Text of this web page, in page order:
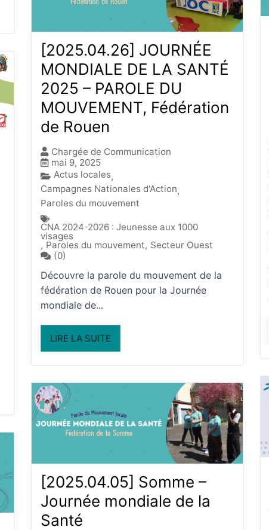
[2025.04.26] JOURNÉE
MONDIALE DE LA SANTÉ
2025 – PAROLE DU
MOUVEMENT, Fédération
de Rouen
Chargée de Communication
mai 9, 2025
Actus locales,
Campagnes Nationales d'Action,
Paroles du mouvement
CNA 2024-2026 : Jeunesse aux 1000
visages
, Paroles du mouvement, Secteur Ouest
(0)
Découvre la parole du mouvement de la
fédération de Rouen pour la Journée
mondiale de...
LIRE LA SUITE
[2025.04.05] Somme –
Journée mondiale de la
Santé